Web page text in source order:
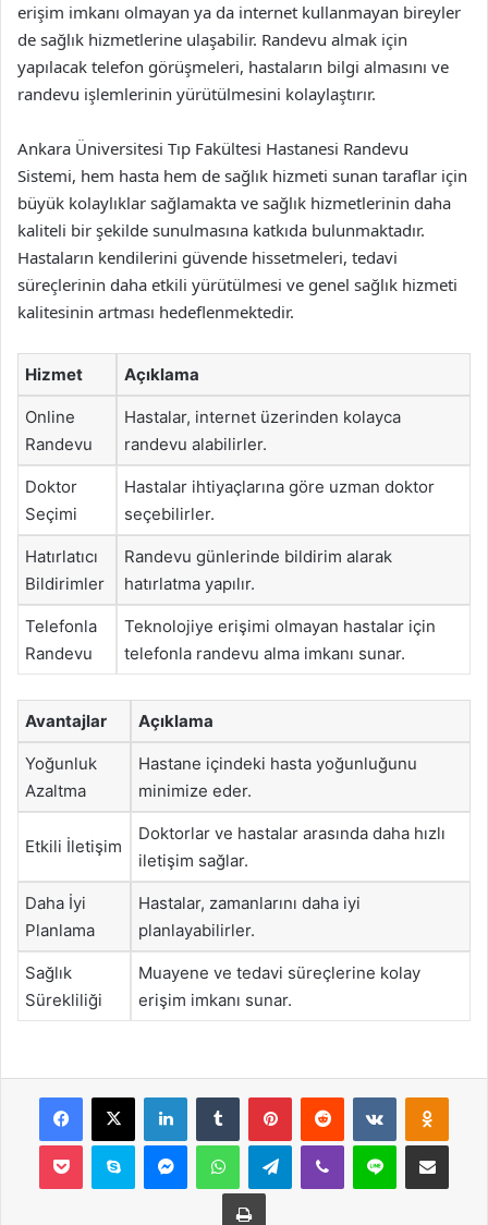
erişim imkanı olmayan ya da internet kullanmayan bireyler
de sağlık hizmetlerine ulaşabilir. Randevu almak için
yapılacak telefon görüşmeleri, hastaların bilgi almasını ve
randevu işlemlerinin yürütülmesini kolaylaştırır.
Ankara Üniversitesi Tıp Fakültesi Hastanesi Randevu
Sistemi, hem hasta hem de sağlık hizmeti sunan taraflar için
büyük kolaylıklar sağlamakta ve sağlık hizmetlerinin daha
kaliteli bir şekilde sunulmasına katkıda bulunmaktadır.
Hastaların kendilerini güvende hissetmeleri, tedavi
süreçlerinin daha etkili yürütülmesi ve genel sağlık hizmeti
kalitesinin artması hedeflenmektedir.
Hizmet Açıklama
Online
Randevu
Hastalar, internet üzerinden kolayca
randevu alabilirler.
Doktor
Seçimi
Hastalar ihtiyaçlarına göre uzman doktor
seçebilirler.
Hatırlatıcı
Bildirimler
Randevu günlerinde bildirim alarak
hatırlatma yapılır.
Telefonla
Randevu
Teknolojiye erişimi olmayan hastalar için
telefonla randevu alma imkanı sunar.
Avantajlar Açıklama
Yoğunluk
Azaltma
Hastane içindeki hasta yoğunluğunu
minimize eder.
Etkili İletişim
Doktorlar ve hastalar arasında daha hızlı
iletişim sağlar.
Daha İyi
Planlama
Hastalar, zamanlarını daha iyi
planlayabilirler.
Sağlık
Sürekliliği
Muayene ve tedavi süreçlerine kolay
erişim imkanı sunar.
Facebook
X LinkedInTumblr PinterestReddit VKontakte
Pocket Skype MessengerWhatsAppTelegramViber Line E-Posta ile
Yazdır